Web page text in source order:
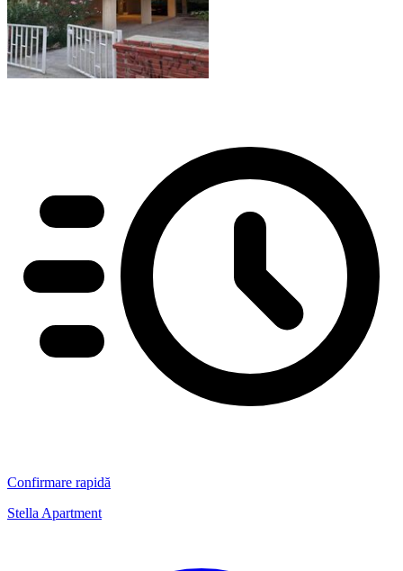
Confirmare rapidă
Stella Apartment